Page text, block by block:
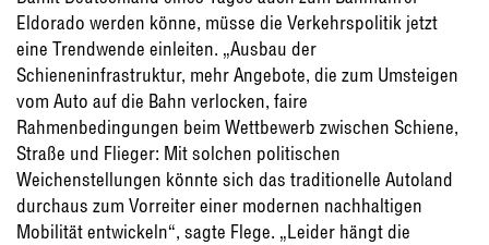
Eldorado werden könne, müsse die Verkehrspolitik jetzt
eine Trendwende einleiten. „Ausbau der
Schieneninfrastruktur, mehr Angebote, die zum Umsteigen
vom Auto auf die Bahn verlocken, faire
Rahmenbedingungen beim Wettbewerb zwischen Schiene,
Straße und Flieger: Mit solchen politischen
Weichenstellungen könnte sich das traditionelle Autoland
durchaus zum Vorreiter einer modernen nachhaltigen
Mobilität entwickeln“, sagte Flege. „Leider hängt die